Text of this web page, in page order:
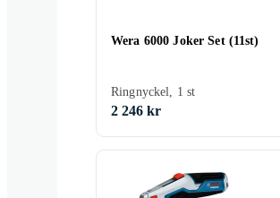
Wera 6000 Joker Set (11st)
Ringnyckel, 1 st
2 246 kr